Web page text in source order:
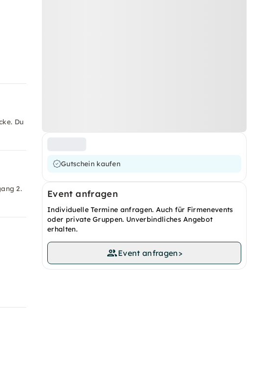
Gutschein kaufen
Event anfragen
Individuelle Termine anfragen. Auch für Firmenevents
oder private Gruppen. Unverbindliches Angebot
erhalten.
Event anfragen>
Du
2.